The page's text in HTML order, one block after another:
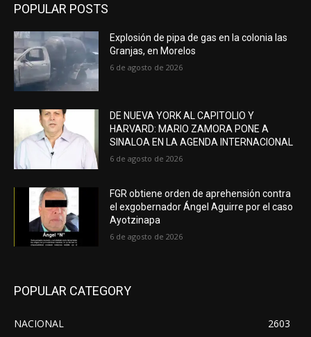
POPULAR POSTS
Explosión de pipa de gas en la colonia las
Granjas, en Morelos
6 de agosto de 2026
DE NUEVA YORK AL CAPITOLIO Y
HARVARD: MARIO ZAMORA PONE A
SINALOA EN LA AGENDA INTERNACIONAL
6 de agosto de 2026
FGR obtiene orden de aprehensión contra
el exgobernador Ángel Aguirre por el caso
Ayotzinapa
6 de agosto de 2026
POPULAR CATEGORY
NACIONAL
2603